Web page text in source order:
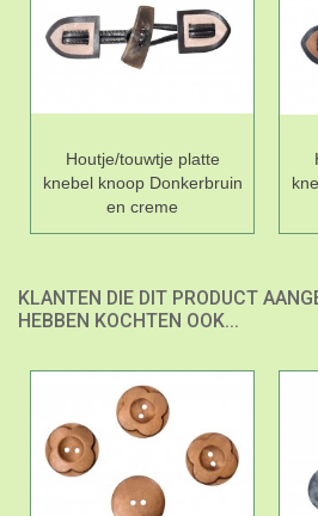
Houtje/touwtje platte
knebel knoop Donkerbruin
en creme
KLANTEN DIE DIT PRODUCT
HEBBEN KOCHTEN OOK...